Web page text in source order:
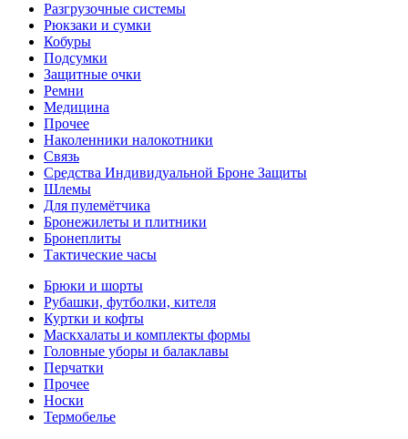
Разгрузочные системы
Рюкзаки и сумки
Кобуры
Подсумки
Защитные очки
Ремни
Медицина
Прочее
Наколенники налокотники
Связь
Средства Индивидуальной Броне Защиты
Шлемы
Для пулемётчика
Бронежилеты и плитники
Бронеплиты
Тактические часы
Брюки и шорты
Рубашки, футболки, кителя
Куртки и кофты
Маскхалаты и комплекты формы
Головные уборы и балаклавы
Перчатки
Прочее
Носки
Термобелье